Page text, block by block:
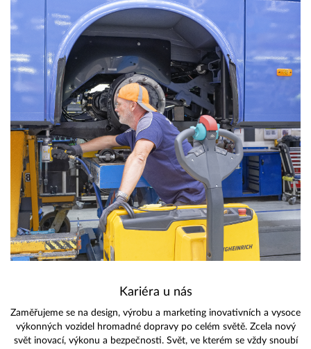
Kariéra u nás
Zaměřujeme se na design, výrobu a marketing inovativních a vysoce
výkonných vozidel hromadné dopravy po celém světě. Zcela nový
svět inovací, výkonu a bezpečnosti. Svět, ve kterém se vždy snoubí